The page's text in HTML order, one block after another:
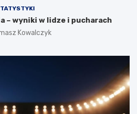
– wyniki w lidze i pucharach
Kowalczyk